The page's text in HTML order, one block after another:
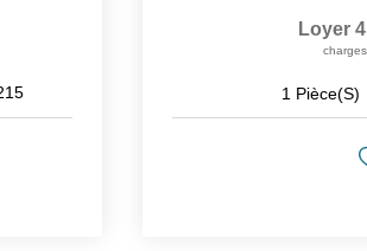
Loyer
1 Pièce(s)